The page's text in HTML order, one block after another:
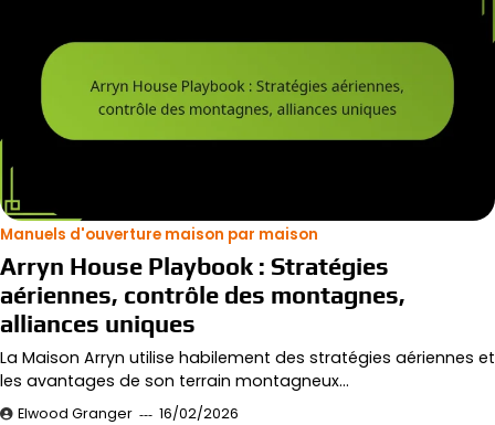
Manuels d'ouverture maison par maison
Arryn House Playbook : Stratégies
aériennes, contrôle des montagnes,
alliances uniques
La Maison Arryn utilise habilement des stratégies aériennes et
les avantages de son terrain montagneux…
Elwood Granger 16/02/2026